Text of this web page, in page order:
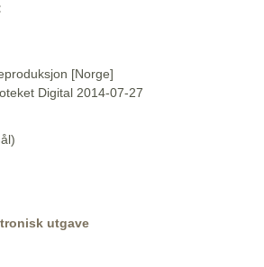
[Norge]
Digital 2014-07-27
utgave